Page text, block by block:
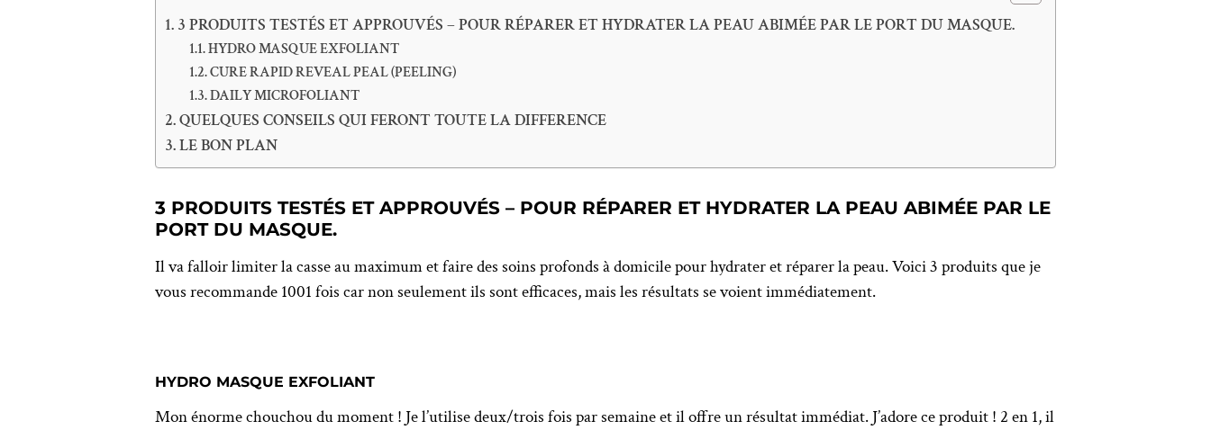
3 PRODUITS TESTÉS ET APPROUVÉS – POUR RÉPARER ET HYDRATER LA PEAU ABIMÉE PAR LE PORT DU MASQUE.
HYDRO MASQUE EXFOLIANT
CURE RAPID REVEAL PEAL (PEELING)
DAILY MICROFOLIANT
QUELQUES CONSEILS QUI FERONT TOUTE LA DIFFERENCE
LE BON PLAN
3 PRODUITS TESTÉS ET APPROUVÉS – POUR RÉPARER ET HYDRATER LA PEAU ABIMÉE PAR LE
PORT DU MASQUE.
Il va falloir limiter la casse au maximum et faire des soins profonds à domicile pour hydrater et réparer la peau. Voici 3 produits que je
vous recommande 1001 fois car non seulement ils sont efficaces, mais les résultats se voient immédiatement.
HYDRO MASQUE EXFOLIANT
Mon énorme chouchou du moment ! Je l’utilise deux/trois fois par semaine et il offre un résultat immédiat. J’adore ce produit ! 2 en 1, il